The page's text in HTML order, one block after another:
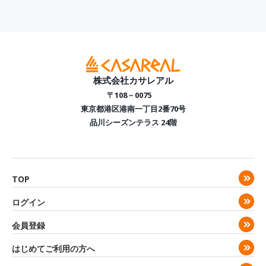
株式会社カサレアル
〒108－0075
東京都港区港南一丁目2番70号
品川シーズンテラス 24階
TOP
ログイン
会員登録
はじめてご利用の方へ